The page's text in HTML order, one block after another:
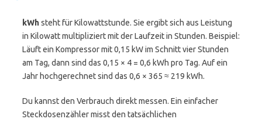
kWhsteht für Kilowattstunde. Sie ergibt sich aus Leistung
in Kilowatt multipliziert mit der Laufzeit in Stunden. Beispiel:
Läuft ein Kompressor mit 0,15 kW im Schnitt vier Stunden
am Tag, dann sind das 0,15 × 4 = 0,6 kWh pro Tag. Auf ein
Jahr hochgerechnet sind das 0,6 × 365 ≈ 219 kWh.
Du kannst den Verbrauch direkt messen. Ein einfacher
Steckdosenzähler misst den tatsächlichen